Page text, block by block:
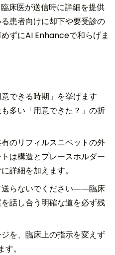
床医が送信時に詳細を提供
患者向けに却下や要受診の
ずにAI Enhanceで和らげま
できる時期」を挙げます
多い「用意できた？」の折
のリフィルスニペットの外
は構造とプレースホルダー
詳細を加えます。
送らないでください――臨床
話し合う明確な道を必ず残
を、臨床上の指示を変えず
。